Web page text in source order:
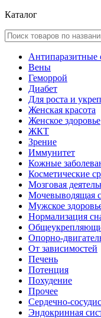
Каталог
Антипаразитные
Вены
Геморрой
Диабет
Для роста и
Женская красота
Женское здоровье
ЖКТ
Зрение
Иммунитет
Кожные
Косметические
Мозговая
Мочевыводящая
Мужское
Нормализация
Опорно-
От зависимостей
Печень
Потенция
Похудение
Прочее
Сердечно-
Эндокринная